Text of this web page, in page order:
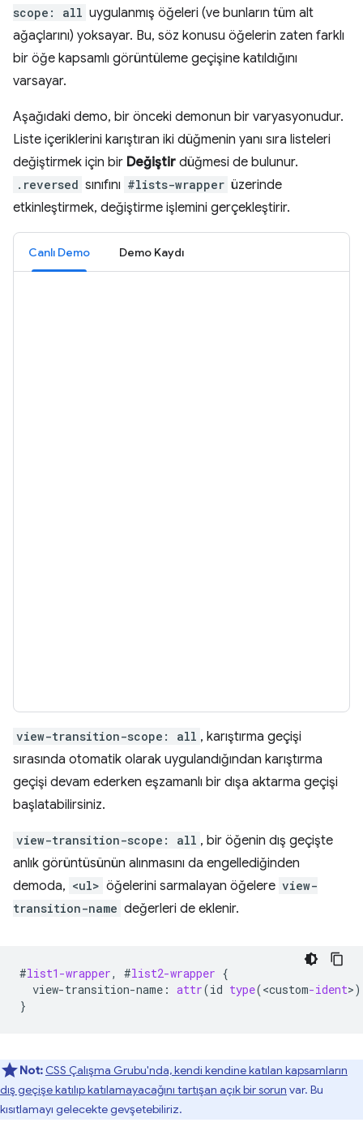
scope: all uygulanmış öğeleri (ve bunların tüm alt
ağaçlarını) yoksayar. Bu, söz konusu öğelerin zaten farklı
bir öğe kapsamlı görüntüleme geçişine katıldığını
varsayar.
Aşağıdaki demo, bir önceki demonun bir varyasyonudur.
Liste içeriklerini karıştıran iki düğmenin yanı sıra listeleri
değiştirmek için bir Değiştir düğmesi de bulunur.
.reversed sınıfını #lists-wrapper üzerinde
etkinleştirmek, değiştirme işlemini gerçekleştirir.
Canlı Demo Demo Kaydı
view-transition-scope: all , karıştırma geçişi
sırasında otomatik olarak uygulandığından karıştırma
geçişi devam ederken eşzamanlı bir dışa aktarma geçişi
başlatabilirsiniz.
view-transition-scope: all , bir öğenin dış geçişte
anlık görüntüsünün alınmasını da engellediğinden
demoda, <ul> öğelerini sarmalayan öğelere view-
transition-name değerleri de eklenir.
#list1-wrapper, #list2-wrapper {
view-transition-name : attr(id type(<custom-ident>
}
Not: CSS Çalışma Grubu'nda, kendi kendine katılan kapsamların
dış geçişe katılıp katılamayacağını tartışan açık bir sorun var. Bu
kısıtlamayı gelecekte gevşetebiliriz.